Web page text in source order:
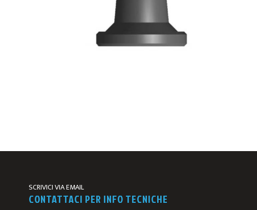
SCRIVICI VIA EMAIL
CONTATTACI PER INFO TECNICHE